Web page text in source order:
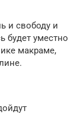
и свободу и
будет уместно
макраме,